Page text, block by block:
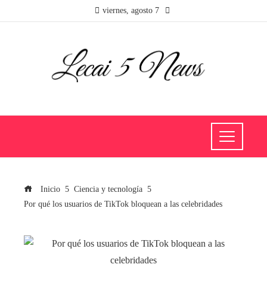
viernes, agosto 7
Inicio
Ciencia y tecnología
Por qué los usuarios de TikTok bloquean a las celebridades